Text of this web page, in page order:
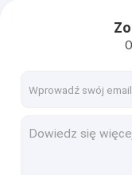
Czujnik ruchu